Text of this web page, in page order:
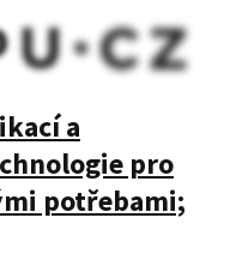
a
pro
potřebami;